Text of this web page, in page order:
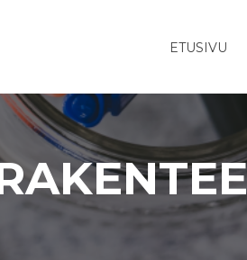
ETUSIVU